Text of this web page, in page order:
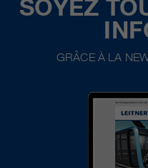
SOYEZ
GRÂCE À LA